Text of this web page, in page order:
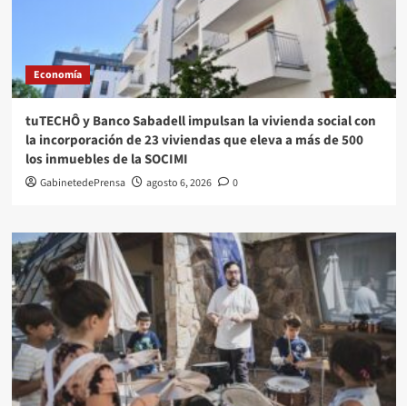
Economía
tuTECHÔ y Banco Sabadell impulsan la vivienda social con
la incorporación de 23 viviendas que eleva a más de 500
los inmuebles de la SOCIMI
GabinetedePrensa agosto 6, 2026 0